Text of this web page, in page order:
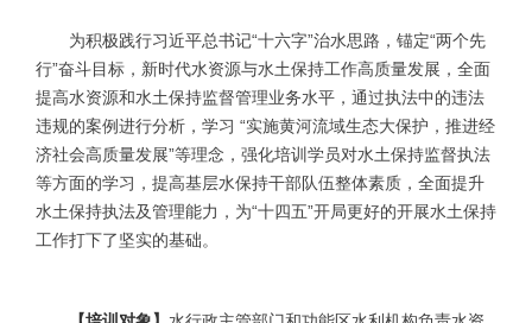
为积极践行习近平总书记“十六字”治水思路，锚定“两个先
行”奋斗目标，新时代水资源与水土保持工作高质量发展，全面
提高水资源和水土保持监督管理业务水平，通过执法中的违法
违规的案例进行分析，学习 “实施黄河流域生态大保护，推进经
济社会高质量发展”等理念，强化培训学员对水土保持监督执法
等方面的学习，提高基层水保持干部队伍整体素质，全面提升
水土保持执法及管理能力，为“十四五”开局更好的开展水土保持
工作打下了坚实的基础。